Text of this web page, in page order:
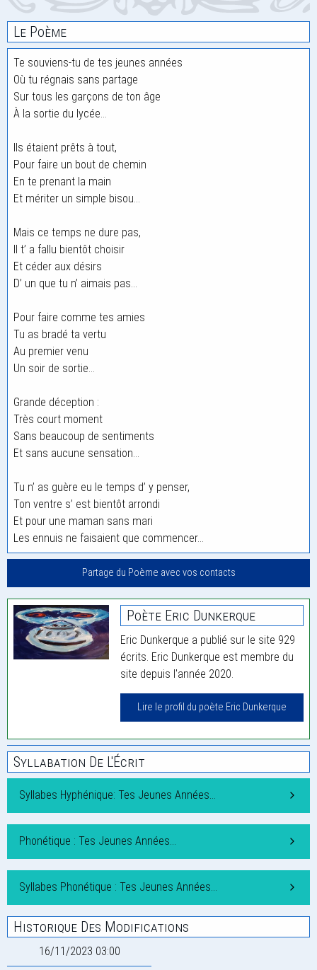
Le Poème
Te souviens-tu de tes jeunes années
Où tu régnais sans partage
Sur tous les garçons de ton âge
À la sortie du lycée…
Ils étaient prêts à tout,
Pour faire un bout de chemin
En te prenant la main
Et mériter un simple bisou…
Mais ce temps ne dure pas,
Il t’ a fallu bientôt choisir
Et céder aux désirs
D’ un que tu n’ aimais pas…
Pour faire comme tes amies
Tu as bradé ta vertu
Au premier venu
Un soir de sortie…
Grande déception :
Très court moment
Sans beaucoup de sentiments
Et sans aucune sensation…
Tu n’ as guère eu le temps d’ y penser,
Ton ventre s’ est bientôt arrondi
Et pour une maman sans mari
Les ennuis ne faisaient que commencer…
Partage du Poème avec vos contacts
Poète Eric Dunkerque
Eric Dunkerque a publié sur le site 929
écrits. Eric Dunkerque est membre du
site depuis l'année 2020.
Lire le profil du poète Eric Dunkerque
Syllabation De L'Écrit
Syllabes Hyphénique: Tes Jeunes Années…
Phonétique : Tes Jeunes Années…
Syllabes Phonétique : Tes Jeunes Années…
Historique Des Modifications
16/11/2023 03:00